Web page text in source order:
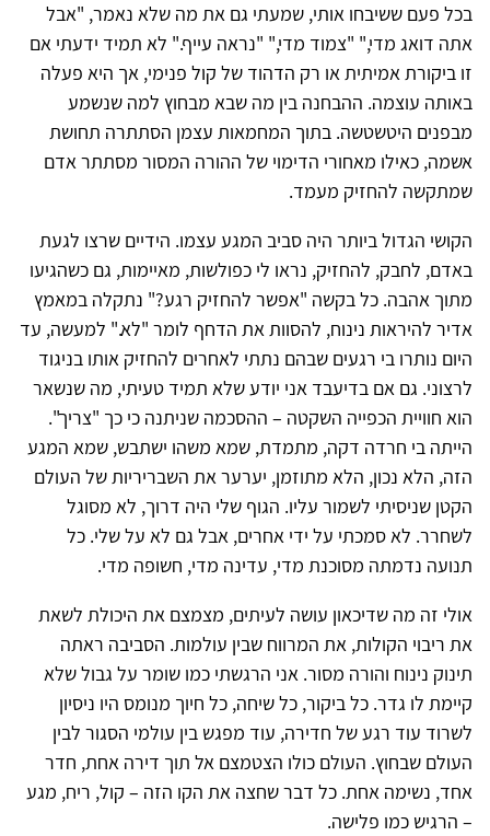
בכל פעם ששיבחו אותי, שמעתי גם את מה שלא נאמר, "אבל
אתה דואג מדי," "צמוד מדי," "נראה עייף." לא תמיד ידעתי אם
זו ביקורת אמיתית או רק הדהוד של קול פנימי, אך היא פעלה
באותה עוצמה. ההבחנה בין מה שבא מבחוץ למה שנשמע
מבפנים היטשטשה. בתוך המחמאות עצמן הסתתרה תחושת
אשמה, כאילו מאחורי הדימוי של ההורה המסור מסתתר אדם
שמתקשה להחזיק מעמד.
הקושי הגדול ביותר היה סביב המגע עצמו. הידיים שרצו לגעת
באדם, לחבק, להחזיק, נראו לי כפולשות, מאיימות, גם כשהגיעו
מתוך אהבה. כל בקשה "אפשר להחזיק רגע?" נתקלה במאמץ
אדיר להיראות נינוח, להסוות את הדחף לומר "לא." למעשה, עד
היום נותרו בי רגעים שבהם נתתי לאחרים להחזיק אותו בניגוד
לרצוני. גם אם בדיעבד אני יודע שלא תמיד טעיתי, מה שנשאר
הוא חוויית הכפייה השקטה – ההסכמה שניתנה כי כך "צריך".
הייתה בי חרדה דקה, מתמדת, שמא משהו ישתבש, שמא המגע
הזה, הלא נכון, הלא מתוזמן, יערער את השבריריות של העולם
הקטן שניסיתי לשמור עליו. הגוף שלי היה דרוך, לא מסוגל
לשחרר. לא סמכתי על ידי אחרים, אבל גם לא על שלי. כל
תנועה נדמתה מסוכנת מדי, עדינה מדי, חשופה מדי.
אולי זה מה שדיכאון עושה לעיתים, מצמצם את היכולת לשאת
את ריבוי הקולות, את המרווח שבין עולמות. הסביבה ראתה
תינוק נינוח והורה מסור. אני הרגשתי כמו שומר על גבול שלא
קיימת לו גדר. כל ביקור, כל שיחה, כל חיוך מנומס היו ניסיון
לשרוד עוד רגע של חדירה, עוד מפגש בין עולמי הסגור לבין
העולם שבחוץ. העולם כולו הצטמצם אל תוך דירה אחת, חדר
אחד, נשימה אחת. כל דבר שחצה את הקו הזה – קול, ריח, מגע
– הרגיש כמו פלישה.